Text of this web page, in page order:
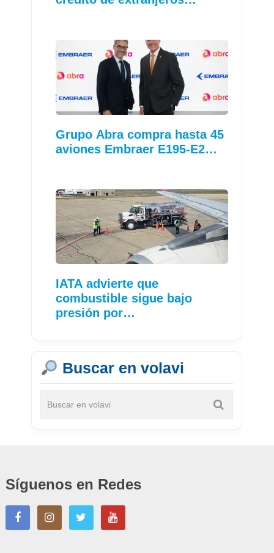
Grupo Abra compra hasta 45
aviones Embraer E195-E2…
IATA advierte que
combustible sigue bajo
presión por…
Buscar en volavi
Síguenos en Redes